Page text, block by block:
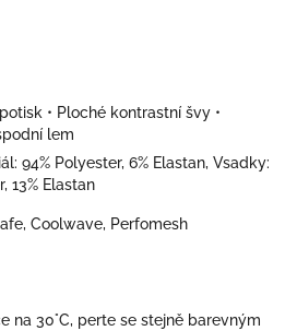
• Ploché kontrastní švy •
lem
94% Polyester, 6% Elastan, Vsadky:
13% Elastan
Coolwave, Perfomesh
na 30°C, perte se stejně barevným